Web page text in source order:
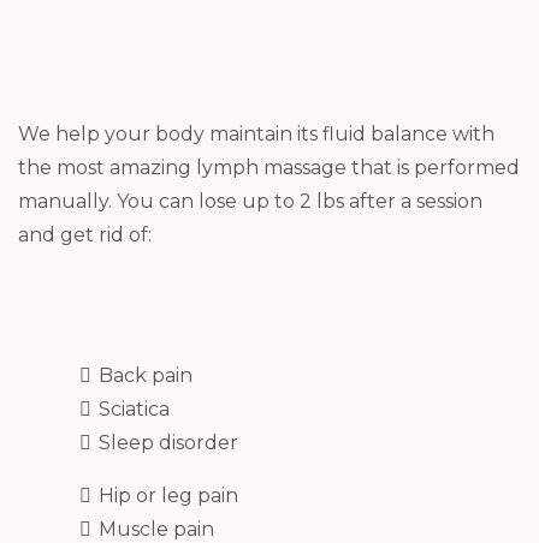
We help your body maintain its fluid balance with
the most amazing lymph massage that is performed
manually. You can lose up to 2 lbs after a session
and get rid of:
Back pain
Sciatica
Sleep disorder
Hip or leg pain
Muscle pain